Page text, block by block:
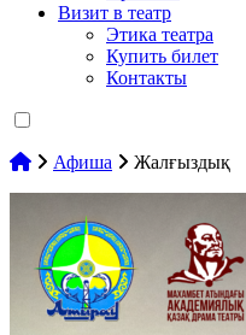
Визит в театр
Этика театра
Купить билет
Контакты
Афиша Жалғыздық